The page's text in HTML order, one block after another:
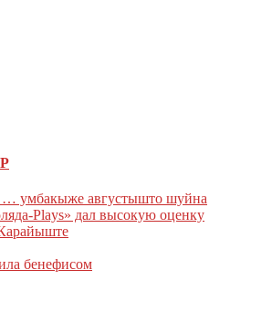
умбакыже августышто шуйна
Plays» дал высокую оценку
бенефисом